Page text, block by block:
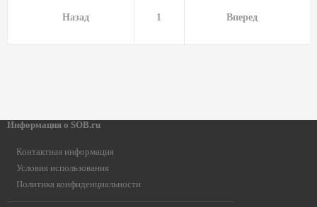
Назад 1 Вперед
Информация о SOB.ru
Контактная информация
Условия использования
Политика конфиденциальности